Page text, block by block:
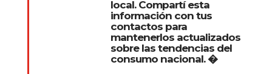
local. Compartí esta
información con tus
contactos para
mantenerlos actualizados
sobre las tendencias del
consumo nacional. �